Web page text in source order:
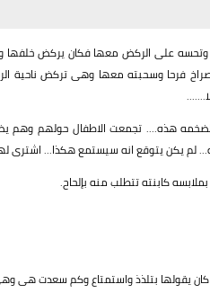
وتحسه على الركض معها فكان يركض
فرحا وسحبته معها وهى تركض ناحية
هذه.... تجمعت الاطفال حولهم وهم
لم يكن يتوقع انه سيستمع هكذا... اشترى
كابنته تتطلب منه بإلحاح.
يقولها بتلذذ واستمتاع وكم سعدت هى